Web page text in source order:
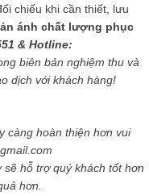
chiếu khi cần thiết, lưu
ánh chất lượng phục
& Hotline:
biên bản nghiệm thu và
dịch với khách hàng!
càng hoàn thiện hơn vui
hỗ trợ quý khách tốt hơn
hơn.